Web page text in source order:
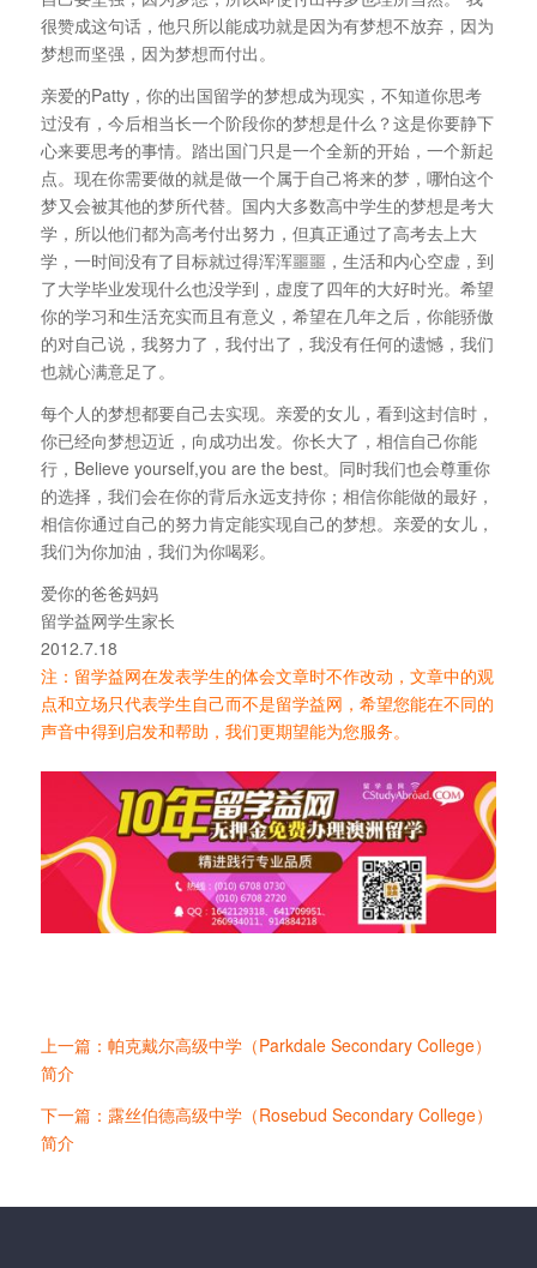
很赞成这句话，他只所以能成功就是因为有梦想不放弃，因为
梦想而坚强，因为梦想而付出。
亲爱的Patty，你的出国留学的梦想成为现实，不知道你思考
过没有，今后相当长一个阶段你的梦想是什么？这是你要静下
心来要思考的事情。踏出国门只是一个全新的开始，一个新起
点。现在你需要做的就是做一个属于自己将来的梦，哪怕这个
梦又会被其他的梦所代替。国内大多数高中学生的梦想是考大
学，所以他们都为高考付出努力，但真正通过了高考去上大
学，一时间没有了目标就过得浑浑噩噩，生活和内心空虚，到
了大学毕业发现什么也没学到，虚度了四年的大好时光。希望
你的学习和生活充实而且有意义，希望在几年之后，你能骄傲
的对自己说，我努力了，我付出了，我没有任何的遗憾，我们
也就心满意足了。
每个人的梦想都要自己去实现。亲爱的女儿，看到这封信时，
你已经向梦想迈近，向成功出发。你长大了，相信自己你能
行，Believe yourself,you are the best。同时我们也会尊重你
的选择，我们会在你的背后永远支持你；相信你能做的最好，
相信你通过自己的努力肯定能实现自己的梦想。亲爱的女儿，
我们为你加油，我们为你喝彩。
爱你的爸爸妈妈
留学益网学生家长
2012.7.18
注：留学益网在发表学生的体会文章时不作改动，文章中的观
点和立场只代表学生自己而不是留学益网，希望您能在不同的
声音中得到启发和帮助，我们更期望能为您服务。
上一篇：帕克戴尔高级中学（Parkdale Secondary College）
简介
下一篇：露丝伯德高级中学（Rosebud Secondary College）
简介